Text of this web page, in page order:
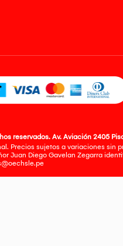
reservados. Av. Aviación 2405
Precios sujetos a variaciones sin
Juan Diego Gavelan Zegarra